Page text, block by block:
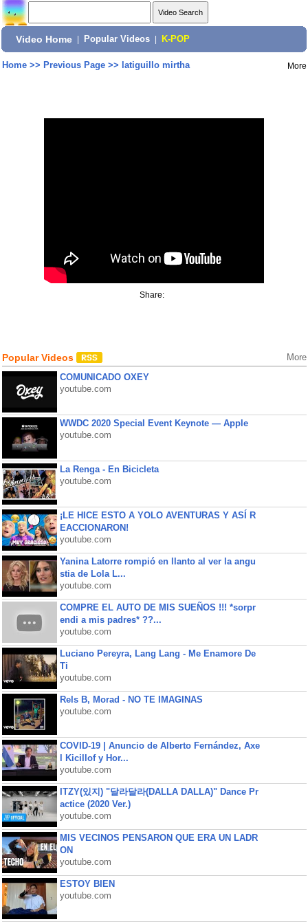
Video Home Popular Videos K-POP
Home>> Previous Page>> latiguillo mirtha More
Share:
Popular Videos More
COMUNICADO OXEY
youtube.com
WWDC 2020 Special Event Keynote — Apple
youtube.com
La Renga - En Bicicleta
youtube.com
¡LE HICE ESTO A YOLO AVENTURAS Y ASÍ R
EACCIONARON!
youtube.com
Yanina Latorre rompió en llanto al ver la angu
stia de Lola L...
youtube.com
COMPRE EL AUTO DE MIS SUEÑOS !!! *sorpr
endi a mis padres* ??...
youtube.com
Luciano Pereyra, Lang Lang - Me Enamore De
Ti
youtube.com
Rels B, Morad - NO TE IMAGINAS
youtube.com
COVID-19 | Anuncio de Alberto Fernández, Axe
l Kicillof y Hor...
youtube.com
ITZY(있지) "달라달라(DALLA DALLA)" Dance Pr
actice (2020 Ver.)
youtube.com
MIS VECINOS PENSARON QUE ERA UN LADR
ON
youtube.com
ESTOY BIEN
youtube.com